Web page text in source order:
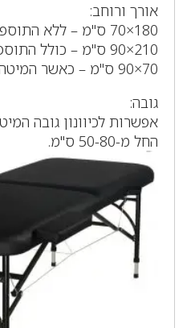
אורך ורוחב:
180×70 ס"מ – ללא התוספות.
210×90 ס"מ – כולל התוספות.
70×90 ס"מ – כאשר המיטה מקופלת.
גובה:
החל מ-50-80 ס"מ.